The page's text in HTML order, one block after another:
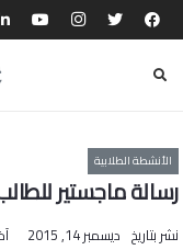
الأنشطة الطلابية
رسالة ماجستير
نشر بتاريخ ديسمبر 14, 2015